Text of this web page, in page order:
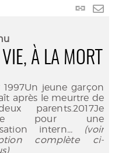
Lien
mail
À LA MORT
1997Un jeune garçon
après le meurtre de
parents.2017Je
pour une
intern... (voir
complète ci-